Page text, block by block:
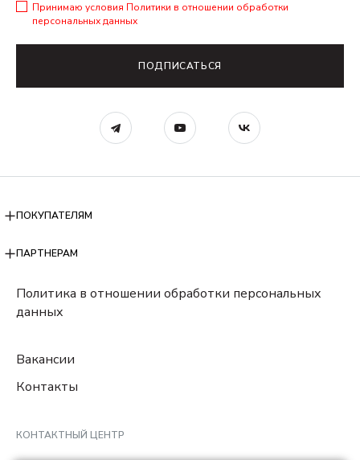
Принимаю условия Политики в отношении обработки
персональных данных
ПОДПИСАТЬСЯ
ПОКУПАТЕЛЯМ
ПАРТНЕРАМ
Политика в отношении обработки персональных
данных
Вакансии
Контакты
КОНТАКТНЫЙ ЦЕНТР